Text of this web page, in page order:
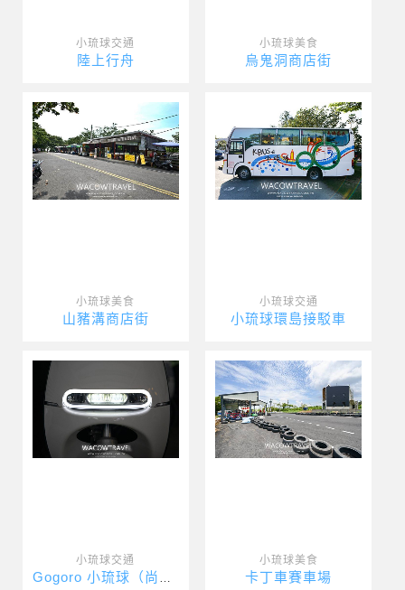
小琉球交通
陸上行舟
小琉球美食
烏鬼洞商店街
小琉球美食
山豬溝商店街
小琉球交通
小琉球環島接駁車
小琉球交通 小琉球美食
卡丁車賽車場